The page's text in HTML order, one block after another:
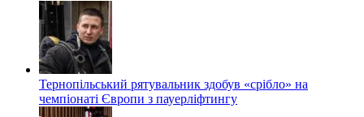
Тернопільський рятувальник здобув «срібло» на
чемпіонаті Європи з пауерліфтингу